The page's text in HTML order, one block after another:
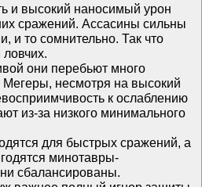
и высокий наносимый урон
сражений. Ассасины сильны
и то сомнительно. Так что
они перебьют много
Мегеры, несмотря на высокий
к ослаблению
из-за низкого минимального
для быстрых сражений, а
минотавры-
сбалансированы.